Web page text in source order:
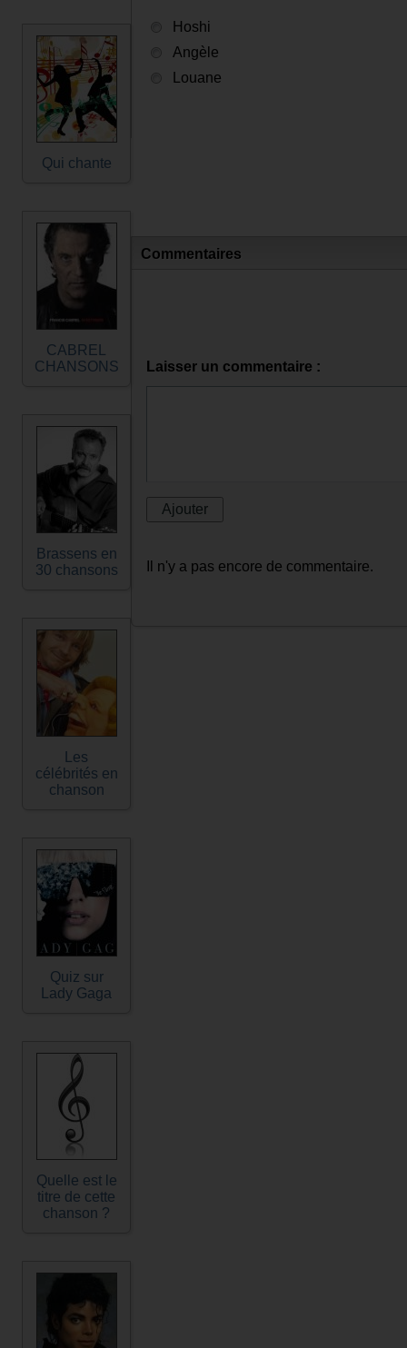
Qui chante
CABREL
CHANSONS
Brassens en
30 chansons
Les
célébrités en
chanson
Quiz sur
Lady Gaga
Quelle est le
titre de cette
chanson ?
Hoshi
Angèle
Louane
Commentaires
Laisser un commentaire :
Il n'y a pas encore de commentaire.